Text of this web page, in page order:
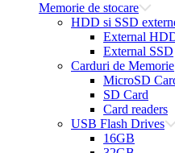
Memorie de stocare
HDD si SSD
External
External SSD
Carduri de Memorie
MicroSD
SD Card
Card readers
USB Flash Drives
16GB